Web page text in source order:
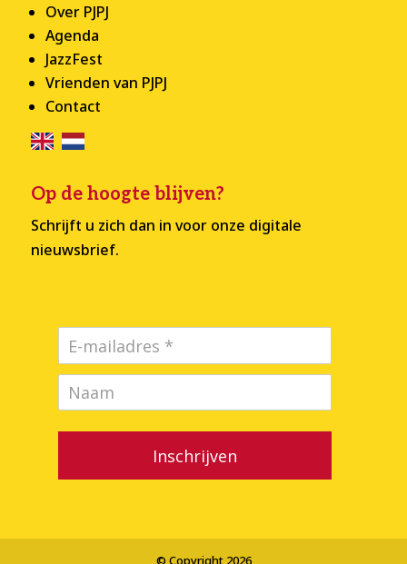
Over PJPJ
Agenda
JazzFest
Vrienden van PJPJ
Contact
Op de hoogte blijven?
Schrijft u zich dan in voor onze digitale
nieuwsbrief.
Inschrijven
© Copyright 2026